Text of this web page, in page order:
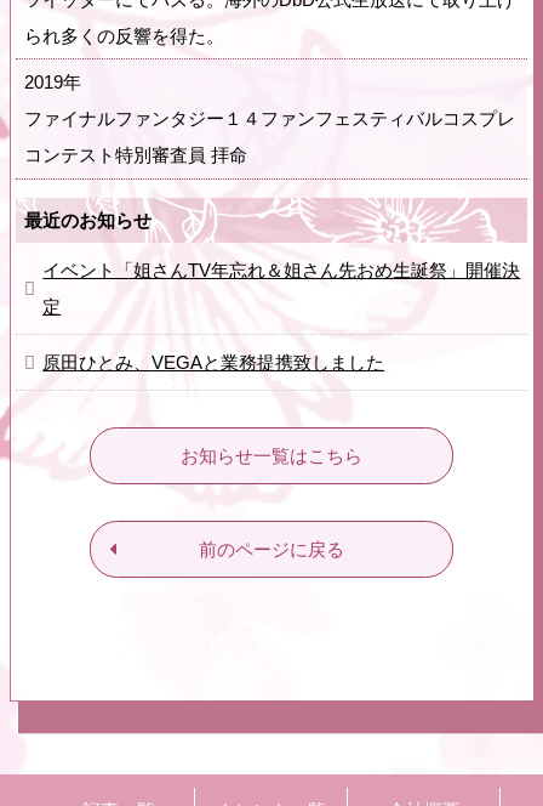
られ多くの反響を得た。
2019年
ファイナルファンタジー１４ファンフェスティバルコスプレ
コンテスト特別審査員 拝命
最近のお知らせ
イベント「姐さんTV年忘れ＆姐さん先おめ生誕祭」開催決
定
原田ひとみ、VEGAと業務提携致しました
お知らせ一覧はこちら
前のページに戻る